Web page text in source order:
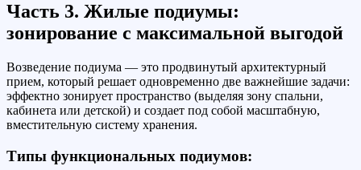
Часть 3. Жилые подиумы:
зонирование с максимальной выгодой
Возведение подиума — это продвинутый архитектурный
прием, который решает одновременно две важнейшие задачи:
эффектно зонирует пространство (выделяя зону спальни,
кабинета или детской) и создает под собой масштабную,
вместительную систему хранения.
Типы функциональных подиумов: